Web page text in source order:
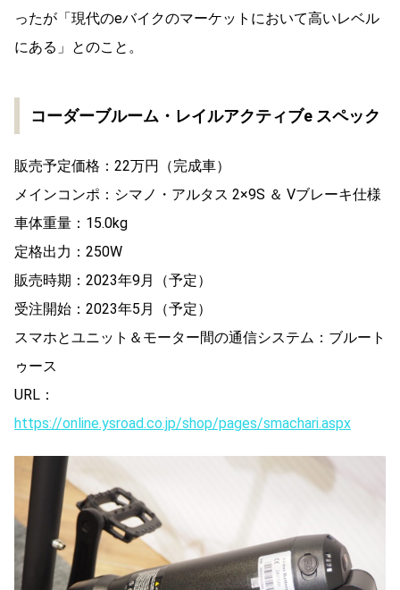
ったが「現代のeバイクのマーケットにおいて高いレベル
にある」とのこと。
コーダーブルーム・レイルアクティブe スペック
販売予定価格：22万円（完成車）
メインコンポ：シマノ・アルタス 2×9S ＆ Vブレーキ仕様
車体重量：15.0kg
定格出力：250W
販売時期：2023年9月（予定）
受注開始：2023年5月（予定）
スマホとユニット＆モーター間の通信システム：ブルート
ゥース
URL：
https://online.ysroad.co.jp/shop/pages/smachari.aspx